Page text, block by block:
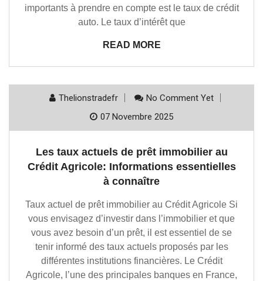
importants à prendre en compte est le taux de crédit
auto. Le taux d’intérêt que
READ MORE
Thelionstradefr
No Comment Yet
07 Novembre 2025
Les taux actuels de prêt immobilier au
Crédit Agricole: Informations essentielles
à connaître
Taux actuel de prêt immobilier au Crédit Agricole Si
vous envisagez d’investir dans l’immobilier et que
vous avez besoin d’un prêt, il est essentiel de se
tenir informé des taux actuels proposés par les
différentes institutions financières. Le Crédit
Agricole, l’une des principales banques en France,